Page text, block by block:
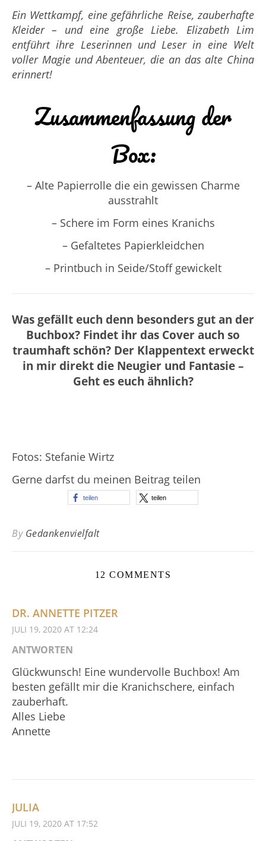
Ein Wettkampf, eine gefährliche Reise, zauberhafte
Kleider – und eine große Liebe. Elizabeth Lim
entführt ihre Leserinnen und Leser in eine Welt
voller Magie und Abenteuer, die an das alte China
erinnert!
Zusammenfassung der
Box:
– Alte Papierrolle die ein gewissen Charme
ausstrahlt
– Schere im Form eines Kranichs
– Gefaltetes Papierkleidchen
– Printbuch in Seide/Stoff gewickelt
Was gefällt euch denn besonders gut an der
Buchbox? Findet ihr das Cover auch so
traumhaft schön? Der Klappentext erweckt
in mir direkt die Neugier und Fantasie –
Geht es euch ähnlich?
Fotos: Stefanie Wirtz
Gerne darfst du meinen Beitrag teilen
teilen teilen
By Gedankenvielfalt
12 COMMENTS
DR. ANNETTE PITZER
JULI 19, 2020 AT 12:24
ANTWORTEN
Glückwunsch! Eine wundervolle Buchbox! Am
besten gefällt mir die Kranichschere, einfach
zauberhaft.
Alles Liebe
Annette
JULIA
JULI 19, 2020 AT 17:52